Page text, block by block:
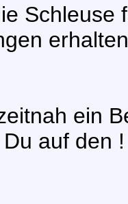
Schleuse
ein
auf den !